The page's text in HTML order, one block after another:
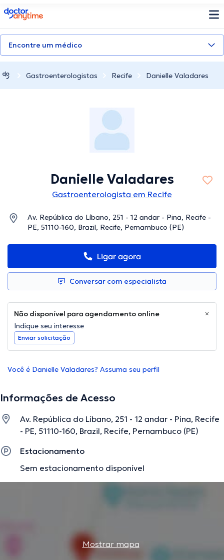
doctoranytime
Encontre um médico
Gastroenterologistas Recife Danielle Valadares
Danielle Valadares
Gastroenterologista em Recife
Av. República do Líbano, 251 - 12 andar - Pina, Recife -
PE, 51110-160, Brazil, Recife, Pernambuco (PE)
Ligar agora
Conversar com especialista
Não disponível para agendamento online
Indique seu interesse
Enviar solicitação
Você é Danielle Valadares? Assuma seu perfil
Informações de Acesso
Av. República do Líbano, 251 - 12 andar - Pina, Recife
- PE, 51110-160, Brazil, Recife, Pernambuco (PE)
Estacionamento
Sem estacionamento disponível
Mostrar mapa